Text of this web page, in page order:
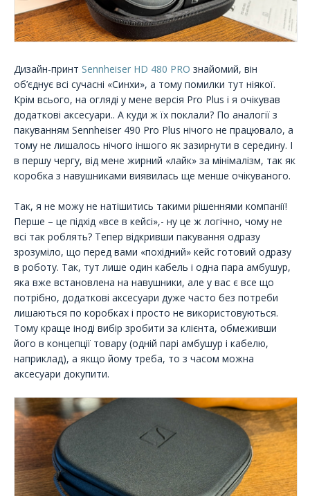
Дизайн-принт Sennheiser HD 480 PRO знайомий, він
об’єднує всі сучасні «Синхи», а тому помилки тут ніякої.
Крім всього, на огляді у мене версія Pro Plus і я очікував
додаткові аксесуари.. А куди ж їх поклали? По аналогії з
пакуванням Sennheiser 490 Pro Plus нічого не працювало, а
тому не лишалось нічого іншого як зазирнути в середину. І
в першу чергу, від мене жирний «лайк» за мінімалізм, так як
коробка з навушниками виявилась ще менше очікуваного.
Так, я не можу не натішитись такими рішеннями компанії!
Перше – це підхід «все в кейсі»,- ну це ж логічно, чому не
всі так роблять? Тепер відкривши пакування одразу
зрозуміло, що перед вами «похідний» кейс готовий одразу
в роботу. Так, тут лише один кабель і одна пара амбушур,
яка вже встановлена на навушники, але у вас є все що
потрібно, додаткові аксесуари дуже часто без потреби
лишаються по коробках і просто не використовуються.
Тому краще іноді вибір зробити за клієнта, обмеживши
його в концепції товару (одній парі амбушур і кабелю,
наприклад), а якщо йому треба, то з часом можна
аксесуари докупити.